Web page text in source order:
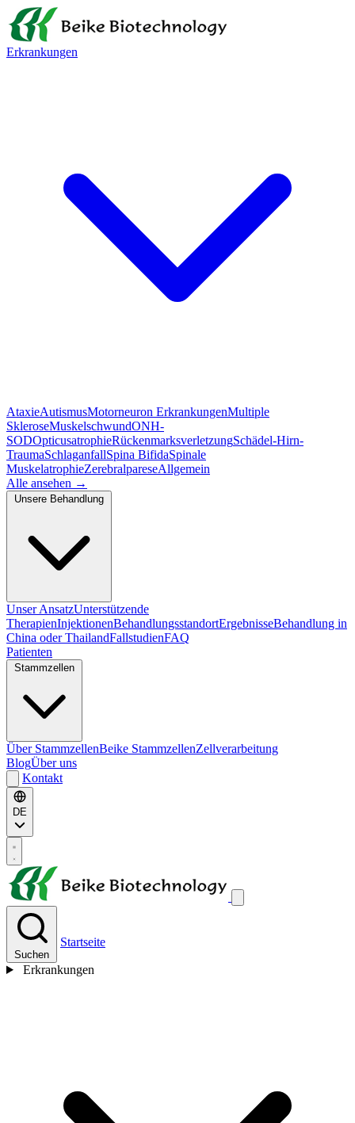
Erkrankungen
AtaxieAutismusMotorneuron ErkrankungenMultiple
SkleroseMuskelschwundONH-
SODOpticusatrophieRückenmarksverletzungSchädel-Hirn-
TraumaSchlaganfallSpina BifidaSpinale
MuskelatrophieZerebralpareseAllgemein
Alle ansehen →
Unser AnsatzUnterstützende
TherapienInjektionenBehandlungsstandortErgebnisseBehandlung in
China oder ThailandFallstudienFAQ
Patienten
Über StammzellenBeike StammzellenZellverarbeitung
BlogÜber uns
Kontakt
DE
Suchen
Startseite
Erkrankungen